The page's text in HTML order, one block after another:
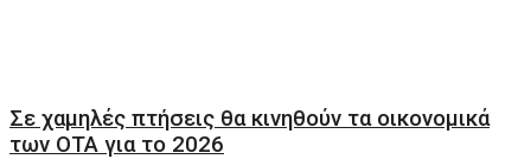
Σε χαμηλές πτήσεις θα κινηθούν τα οικονομικά
των ΟΤΑ για το 2026